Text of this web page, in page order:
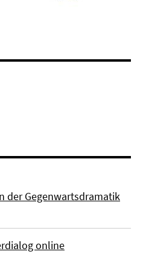
der Gegenwartsdramatik
online